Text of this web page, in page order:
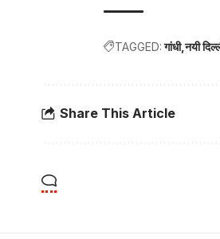
TAGGED: गांधी नयी
Share This Article